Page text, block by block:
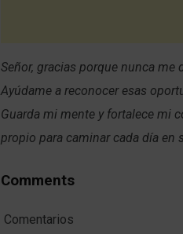
Señor, gracias porque nunca me
Ayúdame a reconocer esas
Guarda mi mente y fortalece mi
propio para caminar cada día en
Comments
Comentarios